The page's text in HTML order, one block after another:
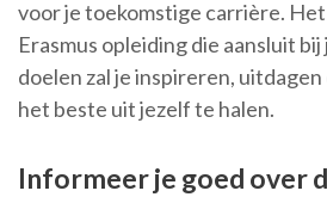
voor je toekomstige carrière.
Erasmus opleiding die aansluit
doelen zal je inspireren,
het beste uit jezelf te halen.
Informeer je goed over